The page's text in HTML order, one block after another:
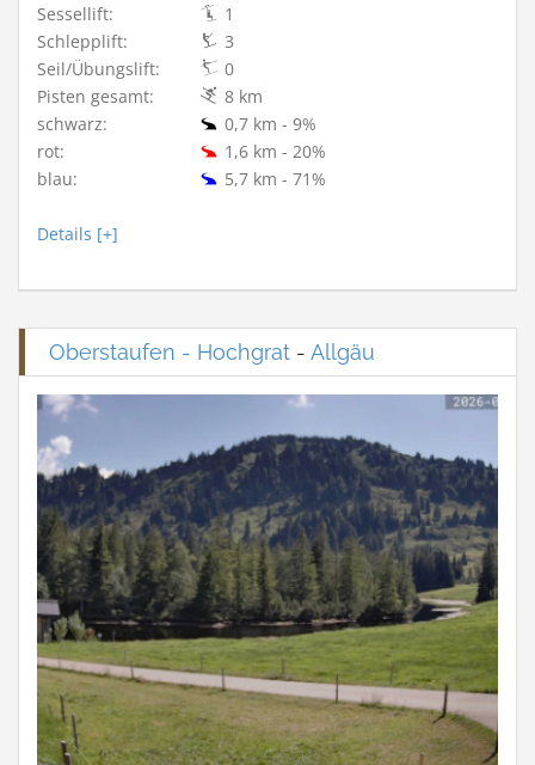
Sessellift:
1
Schlepplift:
3
Seil/Übungslift:
0
Pisten gesamt:
8 km
schwarz:
0,7 km - 9%
rot:
1,6 km - 20%
blau:
5,7 km - 71%
Details [+]
Oberstaufen - Hochgrat - Allgäu